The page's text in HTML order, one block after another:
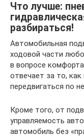
Что лучше:
разбираться!
Автомобильная
ходовой части
в вопросе
отвечает за то,
передвигаться по
Кроме того, от
управляемость
автомобиль без